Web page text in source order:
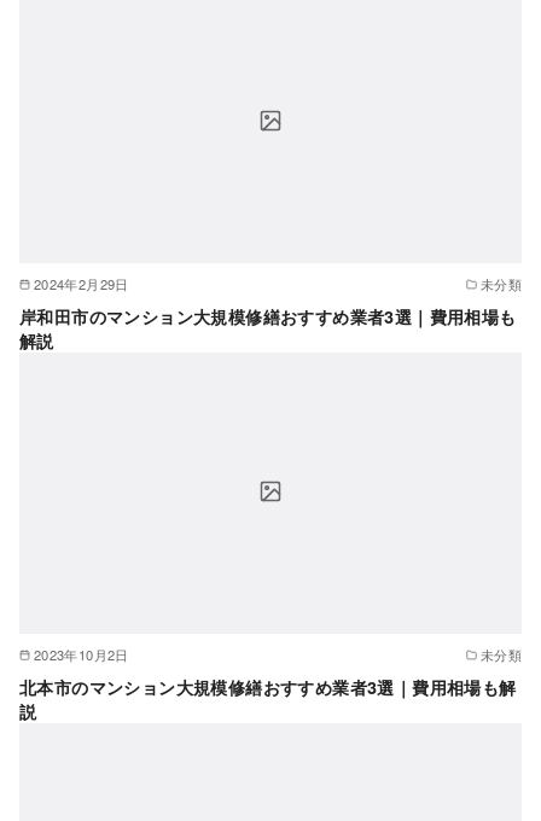
2024年2月29日 未分類
岸和田市のマンション大規模修繕おすすめ業者3選｜費用相場も
解説
2023年10月2日 未分類
北本市のマンション大規模修繕おすすめ業者3選｜費用相場も解
説